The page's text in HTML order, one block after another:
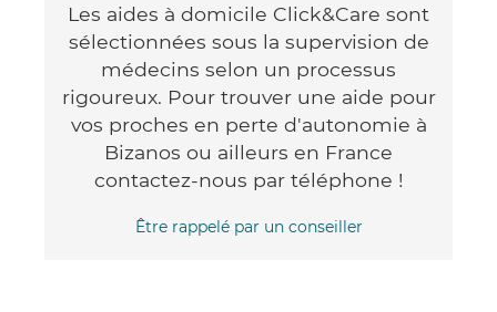
Les aides à domicile Click&Care sont
sélectionnées sous la supervision de
médecins selon un processus
rigoureux. Pour trouver une aide pour
vos proches en perte d'autonomie à
Bizanos ou ailleurs en France
contactez-nous par téléphone !
Être rappelé par un conseiller